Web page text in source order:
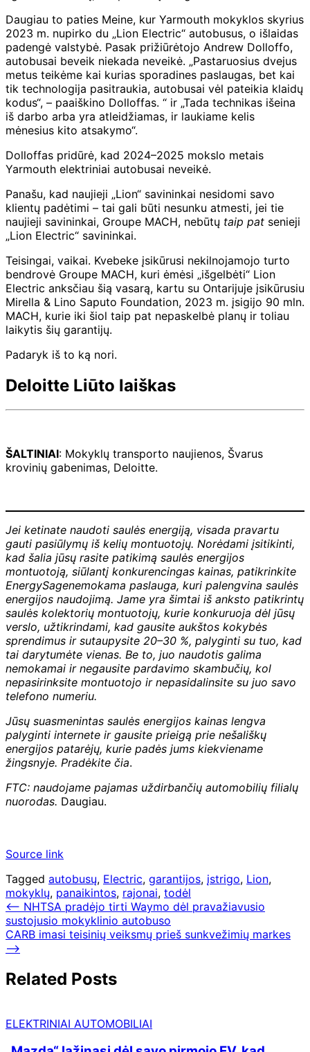
Daugiau to paties Meine, kur Yarmouth mokyklos skyrius
2023 m. nupirko du „Lion Electric“ autobusus, o išlaidas
padengė valstybė. Pasak prižiūrėtojo Andrew Dolloffo,
autobusai beveik niekada neveikė. „Pastaruosius dvejus
metus teikėme kai kurias sporadines paslaugas, bet kai
tik technologija pasitraukia, autobusai vėl pateikia klaidų
kodus“, – paaiškino Dolloffas. “ ir „Tada technikas išeina
iš darbo arba yra atleidžiamas, ir laukiame kelis
mėnesius kito atsakymo“.
Dolloffas pridūrė, kad 2024–2025 mokslo metais
Yarmouth elektriniai autobusai neveikė.
Panašu, kad naujieji „Lion“ savininkai nesidomi savo
klientų padėtimi – tai gali būti nesunku atmesti, jei tie
naujieji savininkai, Groupe MACH, nebūtų taip pat senieji
„Lion Electric“ savininkai.
Teisingai, vaikai. Kvebeke įsikūrusi nekilnojamojo turto
bendrovė Groupe MACH, kuri ėmėsi „išgelbėti“ Lion
Electric anksčiau šią vasarą, kartu su Ontarijuje įsikūrusiu
Mirella & Lino Saputo Foundation, 2023 m. įsigijo 90 mln.
MACH, kurie iki šiol taip pat nepaskelbė planų ir toliau
laikytis šių garantijų.
Padaryk iš to ką nori.
Deloitte Liūto laiškas
ŠALTINIAI: Mokyklų transporto naujienos, Švarus
krovinių gabenimas, Deloitte.
Jei ketinate naudoti saulės energiją, visada pravartu
gauti pasiūlymų iš kelių montuotojų. Norėdami įsitikinti,
kad šalia jūsų rasite patikimą saulės energijos
montuotoją, siūlantį konkurencingas kainas, patikrinkite
EnergySagenemokama paslauga, kuri palengvina saulės
energijos naudojimą. Jame yra šimtai iš anksto patikrintų
saulės kolektorių montuotojų, kurie konkuruoja dėl jūsų
verslo, užtikrindami, kad gausite aukštos kokybės
sprendimus ir sutaupysite 20–30 %, palyginti su tuo, kad
tai darytumėte vienas. Be to, juo naudotis galima
nemokamai ir negausite pardavimo skambučių, kol
nepasirinksite montuotojo ir nepasidalinsite su juo savo
telefono numeriu.
Jūsų suasmenintas saulės energijos kainas lengva
palyginti internete ir gausite prieigą prie nešališkų
energijos patarėjų, kurie padės jums kiekviename
žingsnyje. Pradėkite čia.
FTC: naudojame pajamas uždirbančių automobilių filialų
nuorodas. Daugiau.
Source link
Tagged autobusų, Electric, garantijos, įstrigo, Lion,
mokyklų, panaikintos, rajonai, todėl
Navigacija
tarp
įrašų
⟵ NHTSA pradėjo tirti Waymo dėl pravažiavusio
sustojusio mokyklinio autobuso
CARB imasi teisinių veiksmų prieš sunkvežimių markes
⟶
Related Posts
ELEKTRINIAI AUTOMOBILIAI